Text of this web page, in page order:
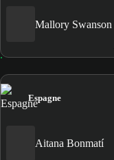
Mallory Swanson
Espagne
Aitana Bonmatí